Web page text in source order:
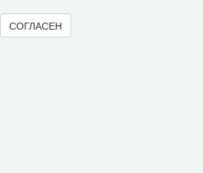
Вопросы территориального развития
Социальное пространство
СОГЛАСЕН